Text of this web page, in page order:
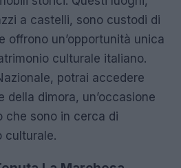
a castelli, sono custodi di
offrono un’opportunità unica
culturale italiano.
potrai accedere
dimora, un’occasione
che sono in cerca di
culturale.